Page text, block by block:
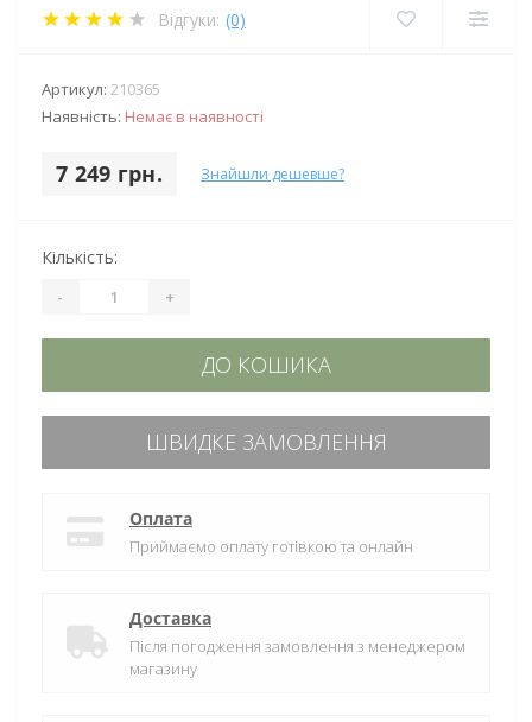
Відгуки: (0)
Артикул: 210365
Наявність: Немає в наявності
7 249 грн. Знайшли дешевше?
Кількість:
- +
ДО КОШИКА
ШВИДКЕ ЗАМОВЛЕННЯ
Оплата
Приймаємо оплату готівкою та онлайн
Доставка
Після погодження замовлення з менеджером
магазину